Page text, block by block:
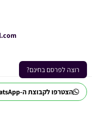
הצטרפו לקבוצת ה-WhatsApp
רוצה לפרסם בחינם?
Ⓒ כל הזכויות שמורות לביתר 24